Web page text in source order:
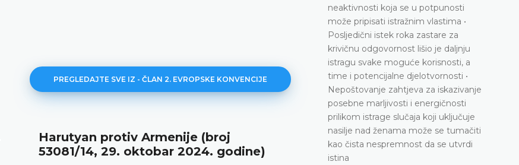
PREGLEDAJTE SVE IZ - ČLAN 2. EVROPSKE KONVENCIJE
Harutyan protiv Armenije (broj
53081/14, 29. oktobar 2024. godine)
Bagirova protiv Azerbejdžana
9375/20, 10. oktobar 2024.
neaktivnosti koja se u potpunosti
može pripisati istražnim vlastima •
Posljedični istek roka zastare za
krivičnu odgovornost lišio je daljnju
istragu svake moguće korisnosti, a
time i potencijalne djelotvornosti •
Nepoštovanje zahtjeva za iskazivanje
posebne marljivosti i energičnosti
prilikom istrage slučaja koji uključuje
nasilje nad ženama može se tumačiti
kao čista nespremnost da se utvrdi
istina